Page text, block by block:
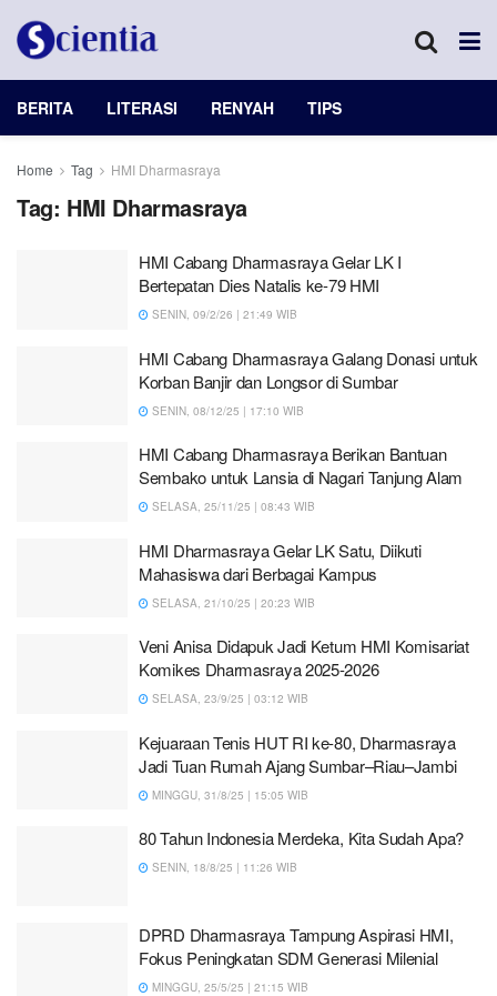
BERITA LITERASI RENYAH TIPS
Home Tag HMI Dharmasraya
Tag: HMI Dharmasraya
HMI Cabang Dharmasraya Gelar LK I
Bertepatan Dies Natalis ke-79 HMI
SENIN, 09/2/26 | 21:49 WIB
HMI Cabang Dharmasraya Galang Donasi untuk
Korban Banjir dan Longsor di Sumbar
SENIN, 08/12/25 | 17:10 WIB
HMI Cabang Dharmasraya Berikan Bantuan
Sembako untuk Lansia di Nagari Tanjung Alam
SELASA, 25/11/25 | 08:43 WIB
HMI Dharmasraya Gelar LK Satu, Diikuti
Mahasiswa dari Berbagai Kampus
SELASA, 21/10/25 | 20:23 WIB
Veni Anisa Didapuk Jadi Ketum HMI Komisariat
Komikes Dharmasraya 2025-2026
SELASA, 23/9/25 | 03:12 WIB
Kejuaraan Tenis HUT RI ke-80, Dharmasraya
Jadi Tuan Rumah Ajang Sumbar–Riau–Jambi
MINGGU, 31/8/25 | 15:05 WIB
80 Tahun Indonesia Merdeka, Kita Sudah Apa?
SENIN, 18/8/25 | 11:26 WIB
DPRD Dharmasraya Tampung Aspirasi HMI,
Fokus Peningkatan SDM Generasi Milenial
MINGGU, 25/5/25 | 21:15 WIB